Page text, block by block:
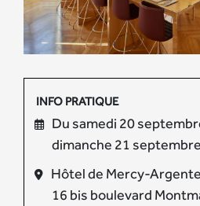
INFO PRATIQUE
Du samedi 20
dimanche 21
Hôtel de Mercy-
16 bis boulevard